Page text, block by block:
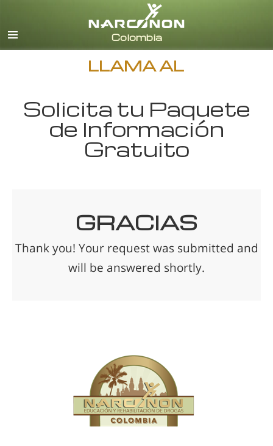
Español
Todas las Regiones/Idiomas
LLAMA AL
Solicita tu Paquete
de Información
Gratuito
GRACIAS
Thank you! Your request was submitted and
will be answered shortly.